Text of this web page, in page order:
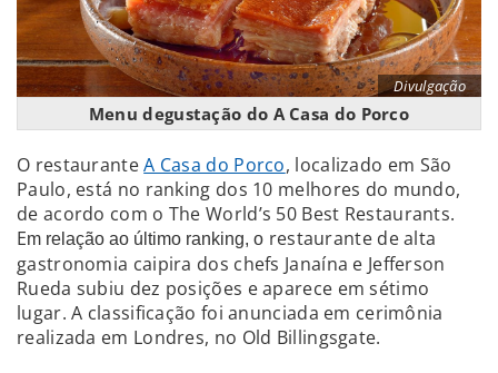
Divulgação
Menu degustação do A Casa do Porco
O restauranteA Casa do Porco, localizado em São
Paulo, está no ranking dos 10 melhores do mundo,
de acordo com o The World’s 50 Best Restaurants.
Em relação ao último ranking, o restaurante de alta
gastronomia caipira dos chefs Janaína e Jefferson
Rueda subiu dez posições e aparece em sétimo
lugar. A classificação foi anunciada em cerimônia
realizada em Londres, no Old Billingsgate.